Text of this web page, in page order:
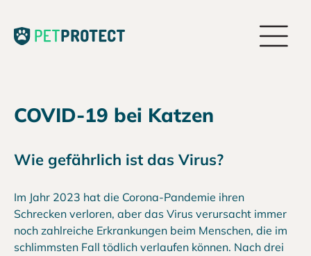
COVID-19 bei Katzen
Wie gefährlich ist das Virus?
Im Jahr 2023 hat die Corona-Pandemie ihren
Schrecken verloren, aber das Virus verursacht immer
noch zahlreiche Erkrankungen beim Menschen, die im
schlimmsten Fall tödlich verlaufen können. Nach drei